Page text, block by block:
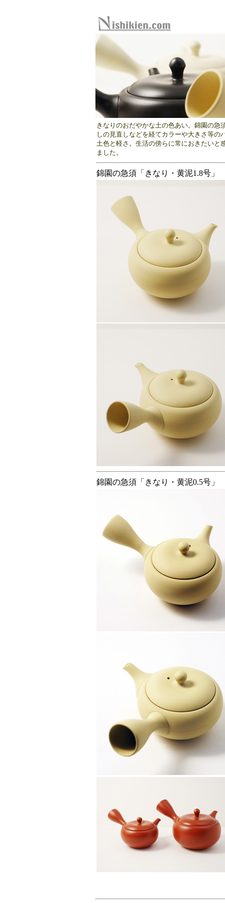
きなりのおだやかな土の色あい。錦園の
しの見直しなどを経てカラーや大きさ等
土色と軽さ。生活の傍らに常におきたいと
ました。
錦園の急須「きなり・黄泥1.8号」
錦園の急須「きなり・黄泥0.5号」